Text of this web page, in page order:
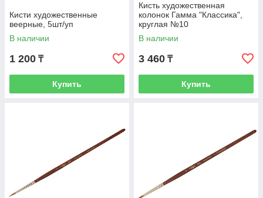
Кисти художественные
веерные, 5шт/уп
В наличии
1 200 ₸
Купить
Кисть художественная
колонок Гамма "Классика",
круглая №10
В наличии
3 460 ₸
Купить